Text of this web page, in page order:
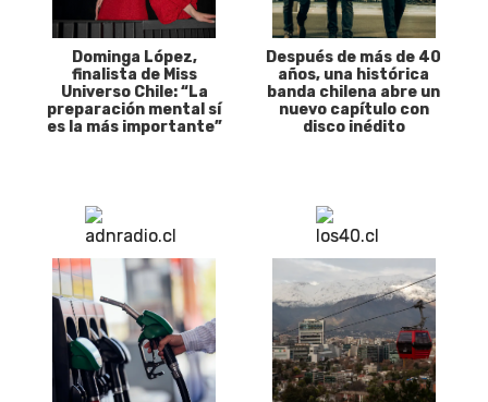
Dominga López,
finalista de Miss
Universo Chile: “La
preparación mental sí
es la más importante”
Después de más de 40
años, una histórica
banda chilena abre un
nuevo capítulo con
disco inédito